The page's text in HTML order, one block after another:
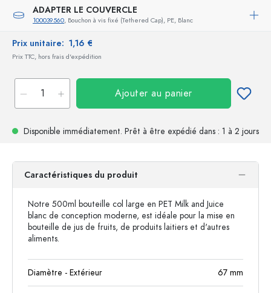
ADAPTER LE COUVERCLE
100039560, Bouchon à vis fixé (Tethered Cap), PE, Blanc
Prix unitaire: 1,16 €
Prix TTC, hors frais d'expédition
Ajouter au panier
Disponible immédiatement. Prêt à être expédié dans : 1 à 2 jours
Caractéristiques du produit
Notre 500ml bouteille col large en PET Milk and Juice
blanc de conception moderne, est idéale pour la mise en
bouteille de jus de fruits, de produits laitiers et d'autres
aliments.
Diamètre - Extérieur 67 mm